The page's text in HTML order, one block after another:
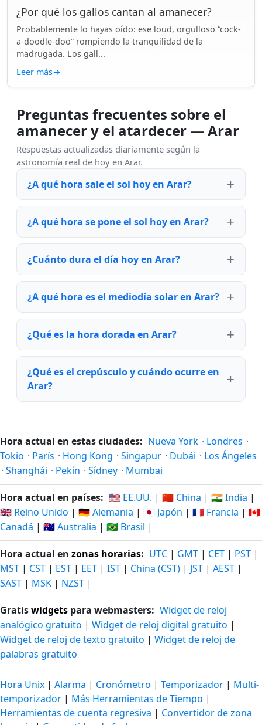
¿Por qué los gallos cantan al amanecer?
Probablemente lo hayas oído: ese loud, orgulloso “cock-
a-doodle-doo” rompiendo la tranquilidad de la
madrugada. Los gall...
Leer más→
Preguntas frecuentes sobre el
amanecer y el atardecer — Arar
Respuestas actualizadas diariamente según la
astronomía real de hoy en Arar.
¿A qué hora sale el sol hoy en Arar?
¿A qué hora se pone el sol hoy en Arar?
¿Cuánto dura el día hoy en Arar?
¿A qué hora es el mediodía solar en Arar?
¿Qué es la hora dorada en Arar?
¿Qué es el crepúsculo y cuándo ocurre en
Arar?
Hora actual en estas ciudades: Nueva York · Londres ·
Tokio · París · Hong Kong · Singapur · Dubái · Los Ángeles
· Shanghái · Pekín · Sídney · Mumbai
Hora actual en países: 🇺🇸 EE.UU. | 🇨🇳 China | 🇮🇳 India |
🇬🇧 Reino Unido | 🇩🇪 Alemania | 🇯🇵 Japón | 🇫🇷 Francia | 🇨🇦
Canadá | 🇦🇺 Australia | 🇧🇷 Brasil |
Hora actual en zonas horarias: UTC | GMT | CET | PST |
MST | CST | EST | EET | IST | China (CST) | JST | AEST |
SAST | MSK | NZST |
Gratiswidgets para webmasters: Widget de reloj
analógico gratuito | Widget de reloj digital gratuito |
Widget de reloj de texto gratuito | Widget de reloj de
palabras gratuito
Hora Unix | Alarma | Cronómetro | Temporizador | Multi-
temporizador | Más Herramientas de Tiempo |
Herramientas de cuenta regresiva | Convertidor de zona